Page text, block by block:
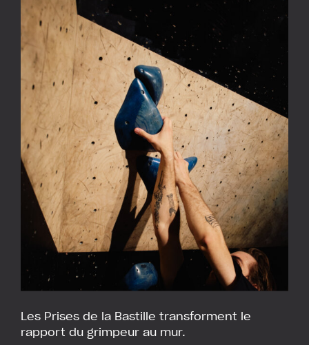
Les Prises de la Bastille transforment le
rapport du grimpeur au mur.